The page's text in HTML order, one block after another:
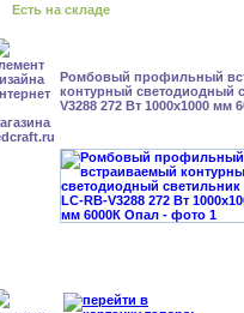
Есть на складе
Ромбовый профильный
контурный светодиодный
V3288 272 Вт 1000x1000 мм